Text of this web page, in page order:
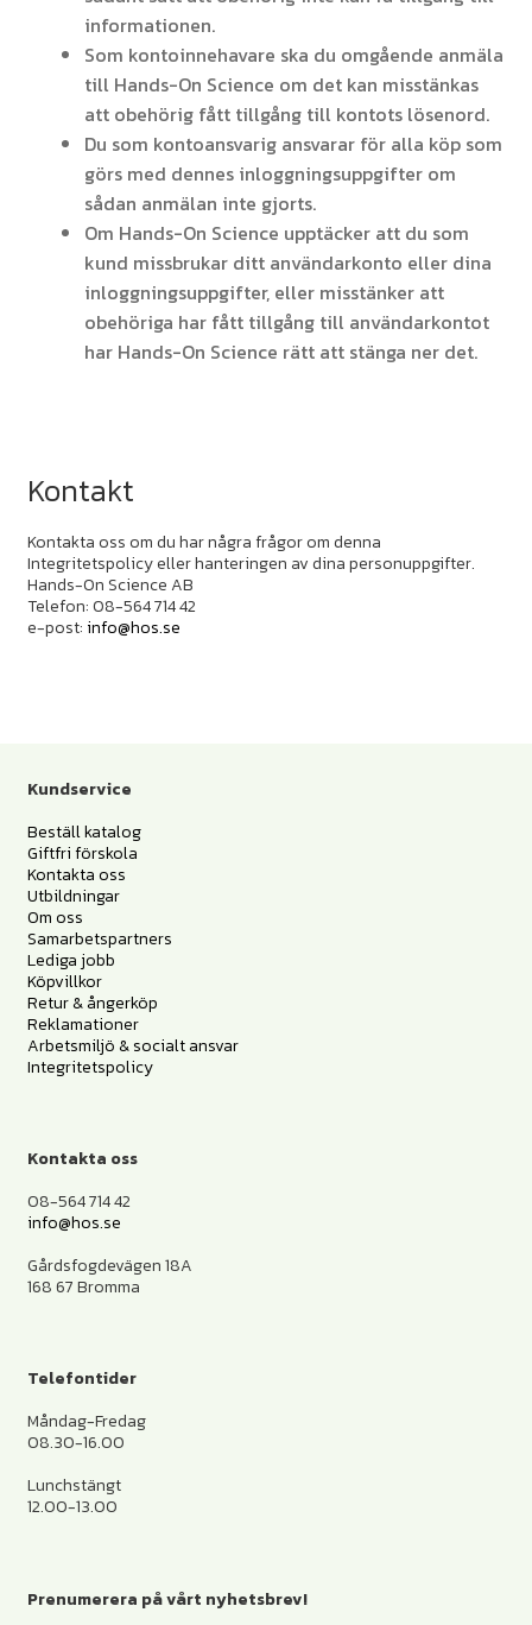
informationen.
Som kontoinnehavare ska du omgående anmäla
till Hands-On Science om det kan misstänkas
att obehörig fått tillgång till kontots lösenord.
Du som kontoansvarig ansvarar för alla köp som
görs med dennes inloggningsuppgifter om
sådan anmälan inte gjorts.
Om Hands-On Science upptäcker att du som
kund missbrukar ditt användarkonto eller dina
inloggningsuppgifter, eller misstänker att
obehöriga har fått tillgång till användarkontot
har Hands-On Science rätt att stänga ner det.
Kontakt
Kontakta oss om du har några frågor om denna
Integritetspolicy eller hanteringen av dina personuppgifter.
Hands-On Science AB
Telefon: 08-564 714 42
e-post: info@hos.se
Kundservice
Beställ katalog
Giftfri förskola
Kontakta oss
Utbildningar
Om oss
Samarbetspartners
Lediga jobb
Köpvillkor
Retur & ångerköp
Reklamationer
Arbetsmiljö & socialt ansvar
Integritetspolicy
Kontakta oss
08-564 714 42
info@hos.se
Gårdsfogdevägen 18A
168 67 Bromma
Telefontider
Måndag-Fredag
08.30-16.00
Lunchstängt
12.00-13.00
Prenumerera på vårt nyhetsbrev!